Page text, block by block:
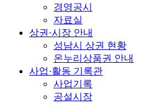
경영공시
자료실
상권·시장 안내
성남시 상권 현황
온누리상품권 안내
사업·활동 기록관
사업기록
공설시장